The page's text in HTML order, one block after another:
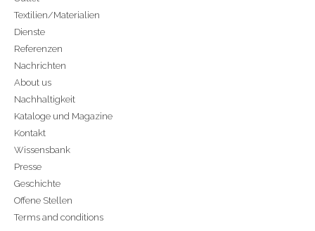
Textilien/Materialien
Dienste
Referenzen
Nachrichten
About us
Nachhaltigkeit
Kataloge und Magazine
Kontakt
Wissensbank
Presse
Geschichte
Offene Stellen
Terms and conditions